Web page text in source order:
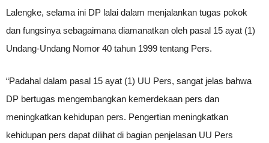
Lalengke, selama ini DP lalai dalam menjalankan tugas pokok
dan fungsinya sebagaimana diamanatkan oleh pasal 15 ayat (1)
Undang-Undang Nomor 40 tahun 1999 tentang Pers.
“Padahal dalam pasal 15 ayat (1) UU Pers, sangat jelas bahwa
DP bertugas mengembangkan kemerdekaan pers dan
meningkatkan kehidupan pers. Pengertian meningkatkan
kehidupan pers dapat dilihat di bagian penjelasan UU Pers